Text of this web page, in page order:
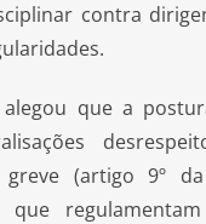
contra
que a
(artigo 9º
que